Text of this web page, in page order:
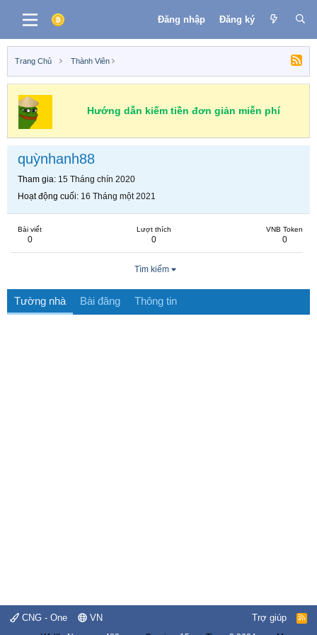
Đăng nhập Đăng ký
Trang Chủ Thành Viên
Hướng dẫn kiếm tiền đơn giản miễn phí
quỳnhanh88
Tham gia 15 Tháng chín 2020
Hoạt động cuối 16 Tháng một 2021
Bài viết
0
Lượt thích
0
VNB Token
0
Tìm kiếm
Tường nhà Bài đăng Thông tin
CNG - One VN Trợ giúp
R